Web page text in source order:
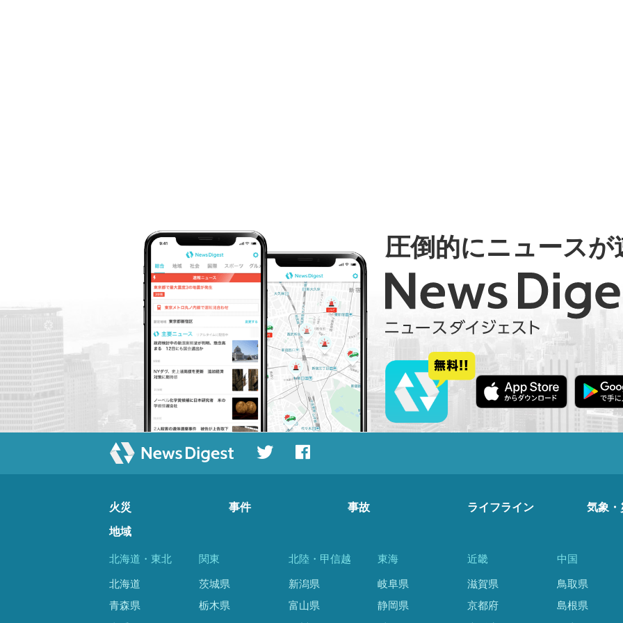
圧倒的にニュースが
火災 事件 事故 ライフライン 気象・
地域
北海道・東北
北海道
青森県
関東
茨城県
栃木県
北陸・甲信越
新潟県
富山県
東海
岐阜県
静岡県
近畿
滋賀県
京都府
中国
鳥取県
島根県